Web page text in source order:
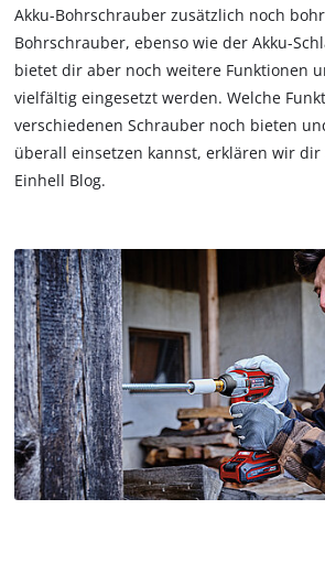
Akku-Bohrschrauber zusätzlich noch
Bohrschrauber, ebenso wie der Akku-
bietet dir aber noch weitere Funktionen
vielfältig eingesetzt werden. Welche
verschiedenen Schrauber noch bieten
überall einsetzen kannst, erklären wir
Einhell Blog.